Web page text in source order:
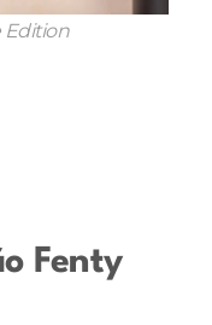
Edition
Fenty